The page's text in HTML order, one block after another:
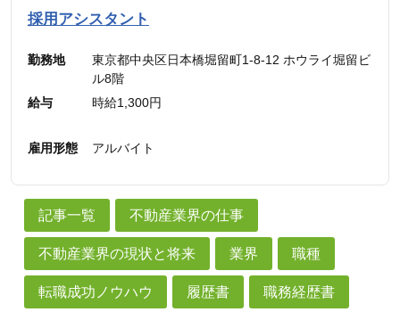
採用アシスタント
勤務地
東京都中央区日本橋堀留町1-8-12 ホウライ堀留ビ
ル8階
給与
時給1,300円
雇用形態 アルバイト
記事一覧 不動産業界の仕事
不動産業界の現状と将来 業界 職種
転職成功ノウハウ 履歴書 職務経歴書